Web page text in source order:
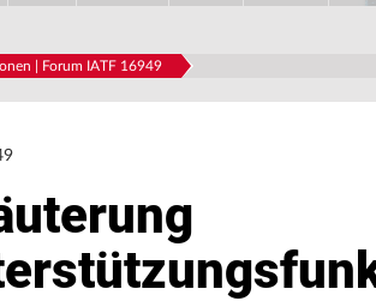
| Forum IATF 16949